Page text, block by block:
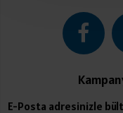
E-Posta adresinizle